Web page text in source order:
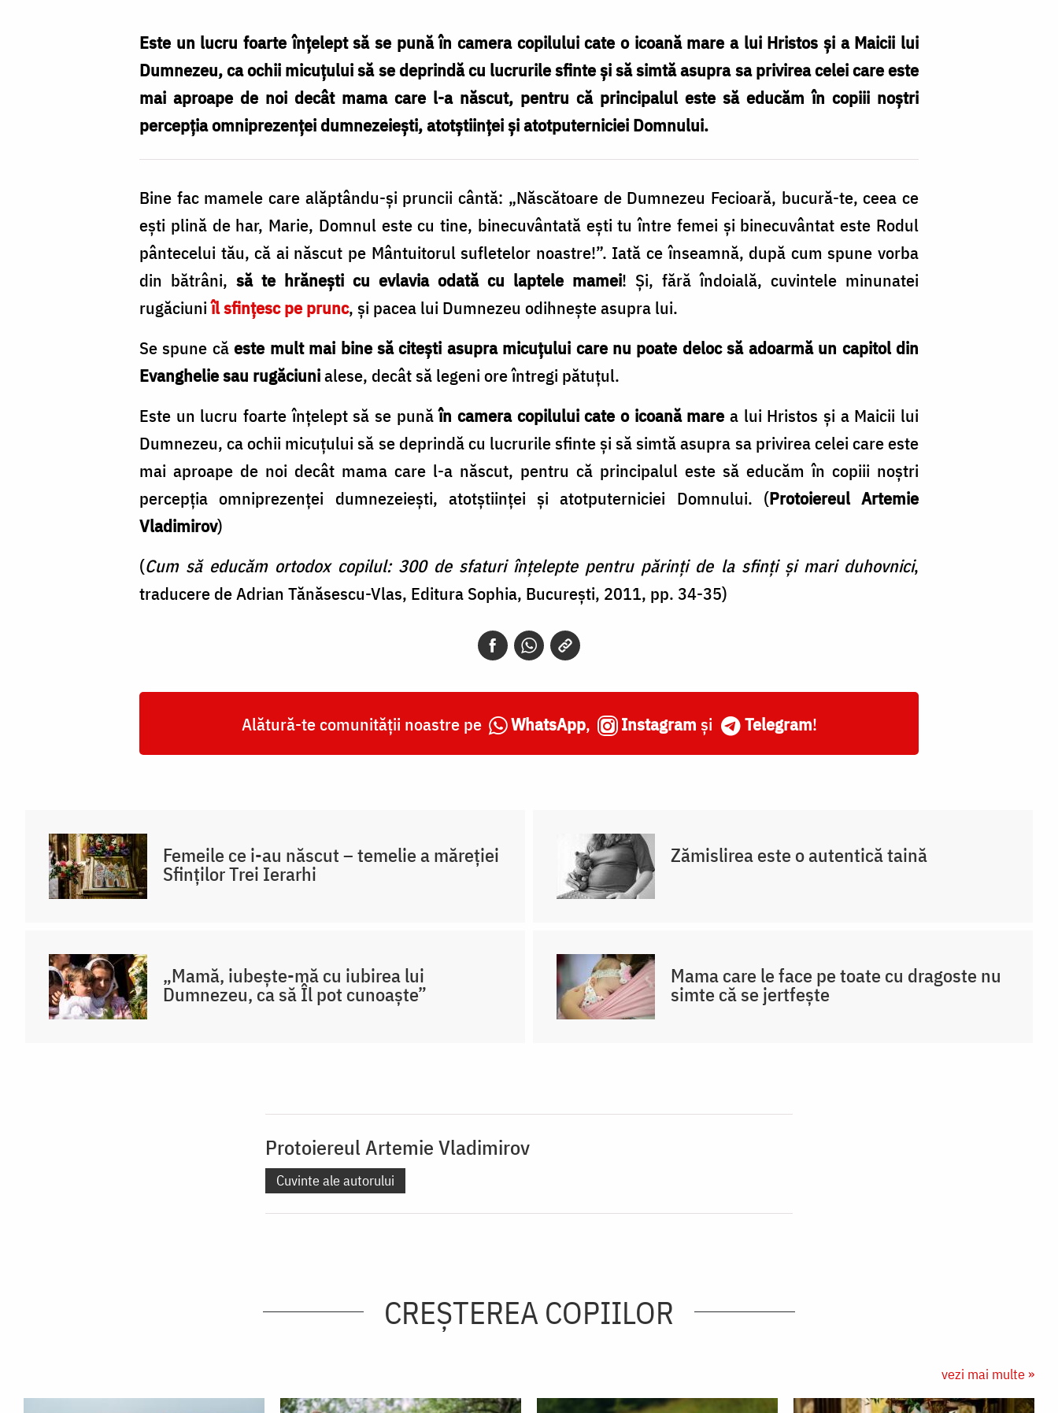
Este un lucru foarte înțelept să se pună în camera copilului cate o icoană mare a lui Hristos și a Maicii lui
Dumnezeu, ca ochii micuțului să se deprindă cu lucrurile sfinte și să simtă asupra sa privirea celei care este
mai aproape de noi decât mama care l-a născut, pentru că principalul este să educăm în copiii noștri
percepția omniprezenței dumnezeiești, atotștiinței și atotputerniciei Domnului.
Bine fac mamele care alăptându-şi pruncii cântă: „Născătoare de Dumnezeu Fecioară, bucură-te, ceea ce
eşti plină de har, Marie, Domnul este cu tine, binecuvântată eşti tu între femei şi binecuvântat este Rodul
pântecelui tău, că ai născut pe Mântuitorul sufletelor noastre!”. Iată ce înseamnă, după cum spune vorba
din bătrâni, să te hrănești cu evlavia odată cu laptele mamei! Şi, fără îndoială, cuvintele minunatei
rugăciuniîl sfinţesc pe prunc, şi pacea lui Dumnezeu odihneşte asupra lui.
Se spune căeste mult mai bine să citeşti asupra micuţului care nu poate deloc să adoarmă un capitol din
Evanghelie sau rugăciunialese, decât să legeni ore întregi pătuțul.
Este un lucru foarte înţelept să se punăîn camera copilului cate o icoană mare a lui Hristos şi a Maicii lui
Dumnezeu, ca ochii micuţului să se deprindă cu lucrurile sfinte şi să simtă asupra sa privirea celei care este
mai aproape de noi decât mama care l-a născut, pentru că principalul este să educăm în copiii noştri
percepţia omniprezenţei dumnezeieşti, atotştiinţei şi atotputerniciei Domnului. (Protoiereul Artemie
Vladimirov)
(Cum să educăm ortodox copilul: 300 de sfaturi înțelepte pentru părinți de la sfinți și mari duhovnici,
traducere de Adrian Tănăsescu-Vlas, Editura Sophia, București, 2011, pp. 34-35)
Alătură-te comunității noastre pe WhatsApp, Instagram și Telegram!
Femeile ce i-au născut – temelie a măreției
Sfinților Trei Ierarhi
Zămislirea este o autentică taină
„Mamă, iubește-mă cu iubirea lui
Dumnezeu, ca să Îl pot cunoaște”
Mama care le face pe toate cu dragoste nu
simte că se jertfește
Protoiereul Artemie Vladimirov
Cuvinte ale autorului
CREŞTEREA COPIILOR
vezi mai multe »